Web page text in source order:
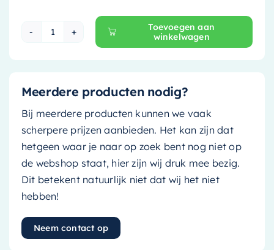
Mondiaz EASY Nis - 59.5x29.5cm - solid
Toevoegen aan
winkelwagen
Meerdere producten nodig?
Bij meerdere producten kunnen we vaak
scherpere prijzen aanbieden. Het kan zijn dat
hetgeen waar je naar op zoek bent nog niet op
de webshop staat, hier zijn wij druk mee bezig.
Dit betekent natuurlijk niet dat wij het niet
hebben!
Neem contact op